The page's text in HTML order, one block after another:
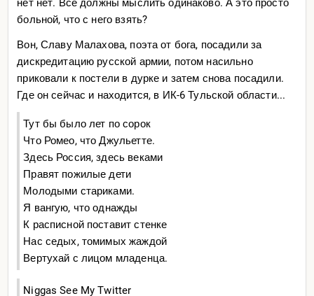
нет нет. Все должны мыслить одинаково. А это просто
больной, что с него взять?
Вон, Славу Малахова, поэта от бога, посадили за
дискредитацию русской армии, потом насильно
приковали к постели в дурке и затем снова посадили.
Где он сейчас и находится, в ИК-6 Тульской области...
Тут бы было лет по сорок
Что Ромео, что Джульетте.
Здесь Россия, здесь веками
Правят пожилые дети
Молодыми стариками.
Я вангую, что однажды
К расписной поставит стенке
Нас седых, томимых жаждой
Вертухай с лицом младенца.
Niggas See My Twitter